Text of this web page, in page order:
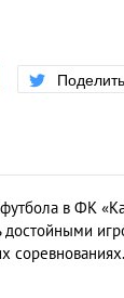
в ФК
достойными
соревнованиях.